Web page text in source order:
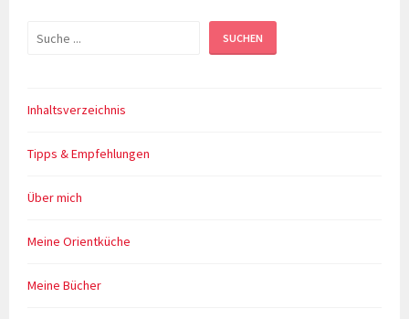
Suchen SUCHEN
Inhaltsverzeichnis
Tipps & Empfehlungen
Über mich
Meine Orientküche
Meine Bücher